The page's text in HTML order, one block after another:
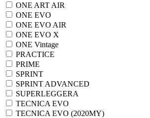
ONE ART AIR
ONE EVO
ONE EVO AIR
ONE EVO X
ONE Vintage
PRACTICE
PRIME
SPRINT
SPRINT ADVANCED
SUPERLEGGERA
TECNICA EVO
TECNICA EVO (2020MY)